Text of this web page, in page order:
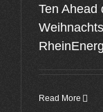
Ten Ahead
Read More